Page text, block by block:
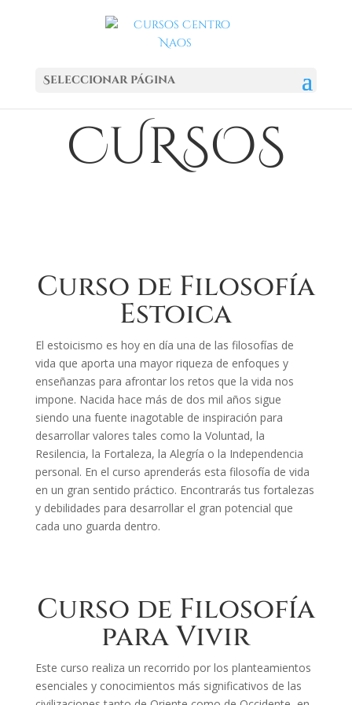
Seleccionar página
CURSOS
Curso de Filosofía
Estoica
El estoicismo es hoy en día una de las filosofías de
vida que aporta una mayor riqueza de enfoques y
enseñanzas para afrontar los retos que la vida nos
impone. Nacida hace más de dos mil años sigue
siendo una fuente inagotable de inspiración para
desarrollar valores tales como la Voluntad, la
Resilencia, la Fortaleza, la Alegría o la Independencia
personal. En el curso aprenderás esta filosofía de vida
en un gran sentido práctico. Encontrarás tus fortalezas
y debilidades para desarrollar el gran potencial que
cada uno guarda dentro.
Curso de Filosofía
para Vivir
Este curso realiza un recorrido por los planteamientos
esenciales y conocimientos más significativos de las